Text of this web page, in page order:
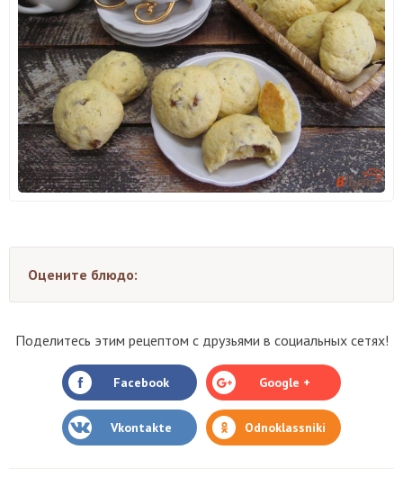
Оцените блюдо:
Поделитесь этим рецептом с друзьями в социальных сетях!
Facebook Google +
Vkontakte Odnoklassniki